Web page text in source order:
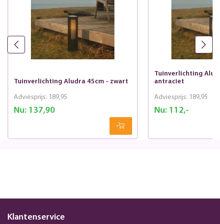
Tuinverlichting Aludra 45cm - zwart
Nu:137,90
Adviesprijs: 189,95
Tuinverlichting
antraciet
Nu:112,-
Adviesprijs: 189,95
Klantenservice